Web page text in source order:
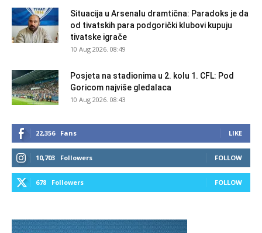
Situacija u Arsenalu dramtična: Paradoks je da
od tivatskih para podgorički klubovi kupuju
tivatske igrače
10 Aug 2026. 08:49
Posjeta na stadionima u 2. kolu 1. CFL: Pod
Goricom najviše gledalaca
10 Aug 2026. 08:43
22,356 Fans LIKE
10,703 Followers FOLLOW
678 Followers FOLLOW